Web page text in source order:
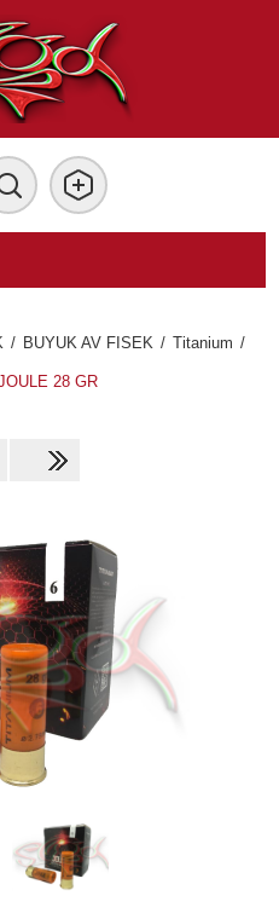
/ BUYUK AV FISEK / Titanium /
28 GR